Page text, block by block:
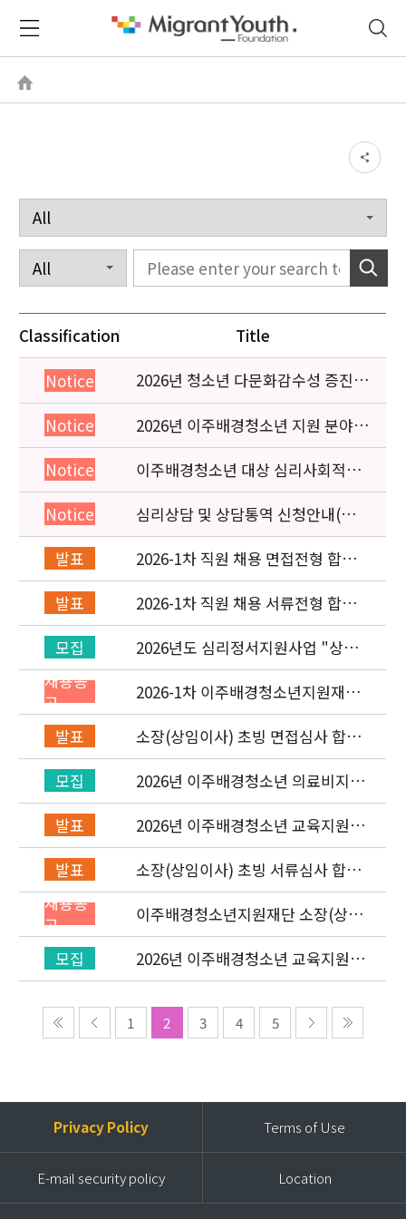
Classification Title
Notice
2026년 청소년 다문화감수성 증진
프로그램 「다가감」신청기관 안내
Notice
2026년 이주배경청소년 지원 분야
종사자 역량강화 교육 일정 안내
Notice
이주배경청소년 대상 심리사회적응
검사 연수동영상 개편 안내
Notice
심리상담 및 상담통역 신청안내(의뢰
서첨부)
발표
2026-1차 직원 채용 면접전형 합격
자 발표 및 적격심사 안내
발표
2026-1차 직원 채용 서류전형 합격
자 발표 및 면접전형 안내
모집
2026년도 심리정서지원사업 "상담
통역지원사(중국어, 베트남어, 러시
아어어, 몽골어)" 선발 공고
채용공
고
2026-1차 이주배경청소년지원재단
직원(기획운영실/사업운영부) 채용
공고 (~3/22)
발표
소장(상임이사) 초빙 면접심사 합격
자 발표
모집
2026년 이주배경청소년 의료비지원
사업 안내(사업 마감)
발표
2026년 이주배경청소년 교육지원사
업 레인보우스쿨 개설기관 선정 결과
발표
소장(상임이사) 초빙 서류심사 합격
자 발표 및 면접 심사 안내
채용공
고
이주배경청소년지원재단 소장(상임
이사) 초빙 공고
모집
2026년 이주배경청소년 교육지원사
업 ‘레인보우스쿨’ 개설기관 신청 공
1 2 3 4 5
Privacy Policy Terms of Use
E-mail security policy Location